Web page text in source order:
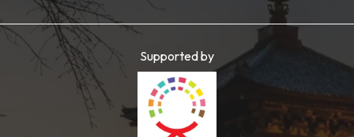
Supported by